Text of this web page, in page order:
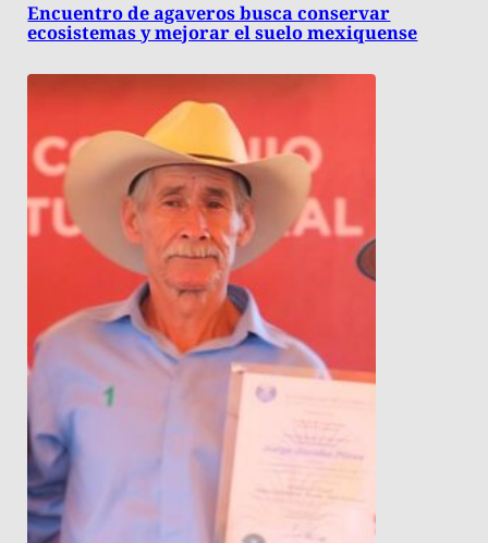
Encuentro de agaveros busca conservar
ecosistemas y mejorar el suelo mexiquense